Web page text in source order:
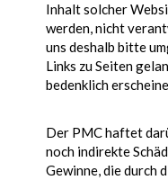
Inhalt solcher
werden, nicht
uns deshalb bitte
Links zu Seiten
bedenklich
Der PMC haftet
noch indirekte
Gewinne, die durch